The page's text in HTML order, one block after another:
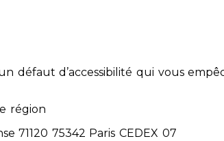
défaut d’accessibilité qui vous
région
75342 Paris CEDEX 07